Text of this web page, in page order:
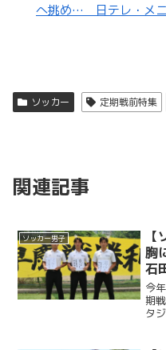
へ挑め… 日テレ・メ
ソッカー 定期戦前特集
関連記事
ソッカー男子
胸
石
２
今
期
タ